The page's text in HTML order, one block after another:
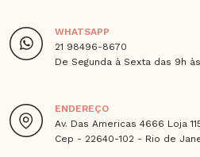
WHATSAPP
21 98496-8670
De Segunda à Sexta das 9h
ENDEREÇO
Av. Das Americas 4666 Loja
Cep - 22640-102 - Rio de